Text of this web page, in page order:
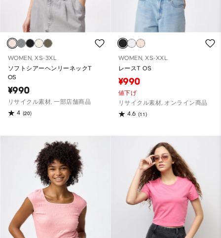
WOMEN, XS-3XL
ソフトシアーヘンリーネックT
OS
¥990
リサイクル素材, 一部店舗商品
4 (20)
WOMEN, XS-XXL
レースT OS
¥990
値下げ
リサイクル素材, オンライン商品
4.6 (11)